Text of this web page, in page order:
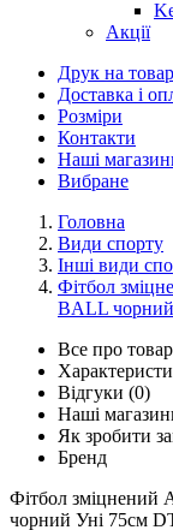
Акції
Друк на
Доставка і
Розміри
Контакти
Наші
Вибране
Головна
Види спорту
Інші види
Фітбол
BALL
Все про товар
Відгуки (0)
Наші
Як зробити
Бренд
Фітбол
чорний Уні 75см